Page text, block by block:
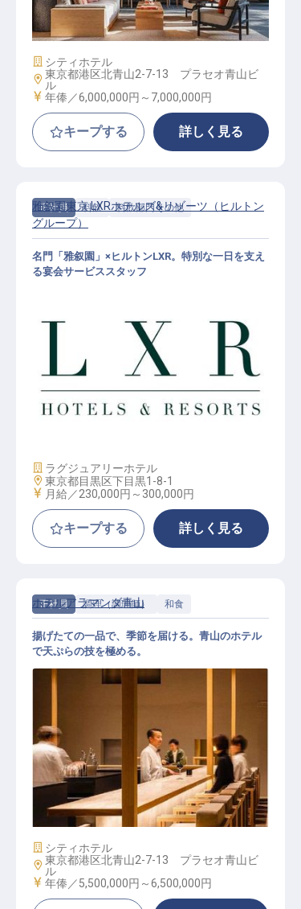
ーアル／コンシェルジュデスクを束
ねる統括職
施設業態
シティホテル
勤務地
東京都港区北青山2-7-13 プラセオ青山ビ
ル
給与
年俸／6,000,000円～ 7,000,000円
キープする 詳しく見る
正社員 料飲 料飲部門その他
宴会サービススタッフ│月給23万円
～／2027年開業予定／ヒルトンLXR
東京初進出
雅叙園東京 LXRホテルズ&リゾーツ（ヒルトン
グループ）
名門「雅叙園」×ヒルトンLXR。特別な一日を支え
る宴会サービススタッフ
施設業態
ラグジュアリーホテル
勤務地
東京都目黒区下目黒1-8-1
給与
月給／230,000円～ 300,000円
キープする 詳しく見る
正社員 調理（調理師） 和食
天ぷら職人│年俸550万円～650万円
／2027年リニューアル／季節の食材
を揚げる和の名手を募集
ホテルアラマンダ青山
揚げたての一品で、季節を届ける。青山のホテル
で天ぷらの技を極める。
施設業態
シティホテル
勤務地
東京都港区北青山2-7-13 プラセオ青山ビ
ル
給与
年俸／5,500,000円～6,500,000円